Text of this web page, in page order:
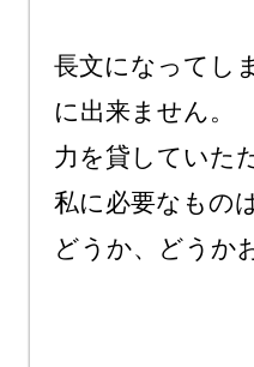
長文になってし
に出来ません。
力を貸していた
私に必要なもの
どうか、どうか